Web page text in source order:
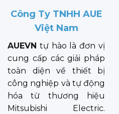
Công Ty TNHH AUE
Việt Nam
AUEVN tự hào là đơn vị
cung cấp các giải pháp
toàn diện về thiết bị
công nghiệp và tự động
hóa từ thương hiệu
Mitsubishi Electric.